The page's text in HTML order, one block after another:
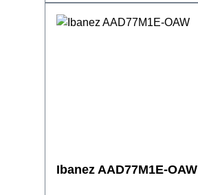
Ibanez AAD77M1E-OAW